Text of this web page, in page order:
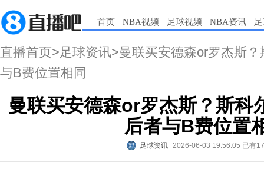
首页 NBA视频 足球视频 NBA资讯
直播首页>足球资讯>曼联买安德森or罗杰斯
与B费位置相同
曼联买安德森or罗杰斯？斯科
后者与B费位置
足球资讯 2026-06-03 19:56:05 已有